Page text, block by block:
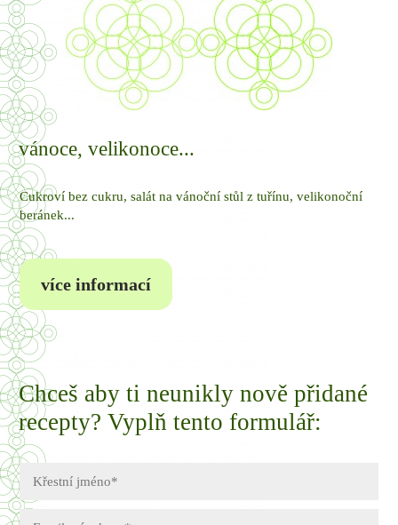
vánoce, velikonoce...
Cukroví bez cukru, salát na vánoční stůl z tuřínu, velikonoční
beránek...
více informací
Chceš aby ti neunikly nově přidané
recepty? Vyplň tento formulář: